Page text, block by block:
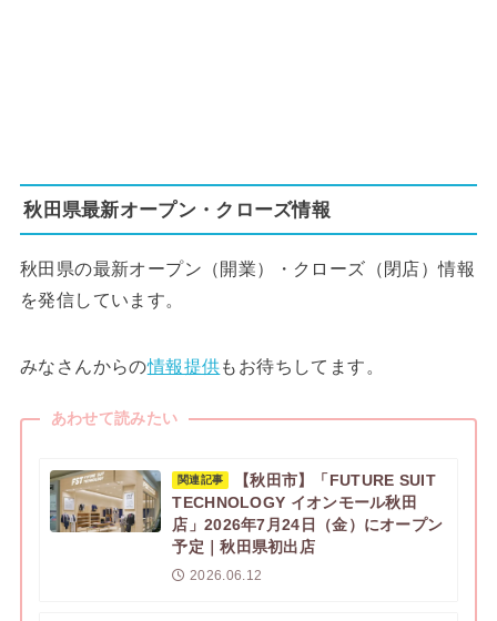
秋田県最新オープン・クローズ情報
秋田県の最新オープン（開業）・クローズ（閉店）情報
を発信しています。
みなさんからの情報提供もお待ちしてます。
あわせて読みたい
関連記事
【秋田市】「FUTURE SUIT
TECHNOLOGY イオンモール秋田
店」2026年7月24日（金）にオープン
予定｜秋田県初出店
2026.06.12